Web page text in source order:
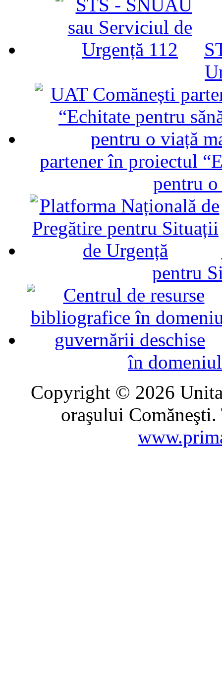
partener în proiectul
pentru
pentru
în
Copyright © 2026
oraşului